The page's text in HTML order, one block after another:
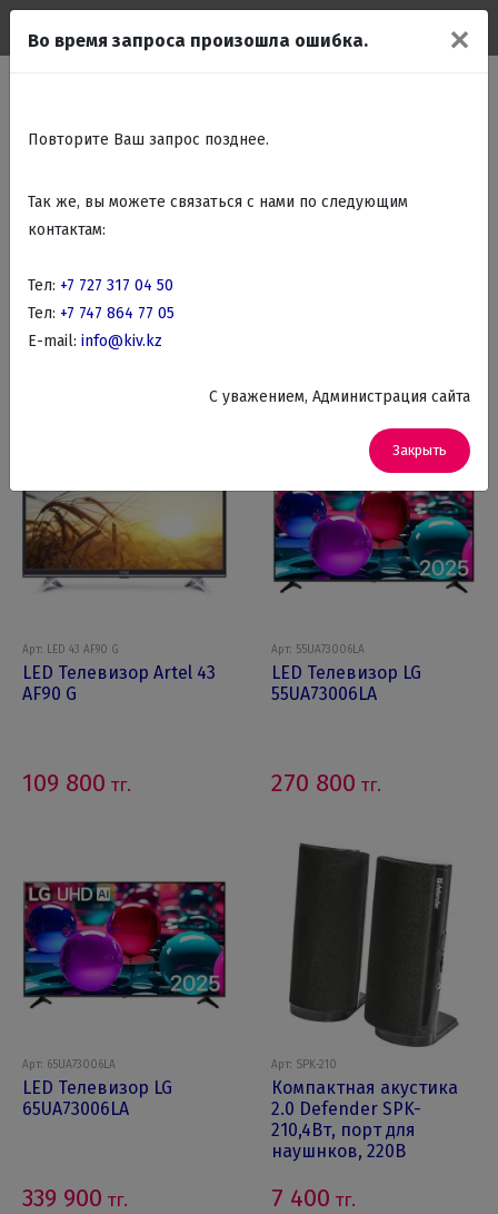
Аудио, Видео, Телевизоры,
DVD и Blu-Ray проигрыватели
Арт: LED 43 AF90 G
LED Телевизор Artel 43
AF90 G
109 800 тг.
Арт: 55UA73006LA
LED Телевизор LG
55UA73006LA
270 800 тг.
Арт: 65UA73006LA
LED Телевизор LG
65UA73006LA
339 900 тг.
Арт: SPK-210
Компактная акустика
2.0 Defender SPK-
210,4Вт, порт для
наушнков, 220В
7 400 тг.
✕
Во время запроса произошла ошибка.
Повторите Ваш запрос позднее.
Так же, вы можете связаться с нами по следующим
контактам:
Тел: +7 727 317 04 50
Тел: +7 747 864 77 05
E-mail: info@kiv.kz
C уважением, Администрация сайта
Закрыть